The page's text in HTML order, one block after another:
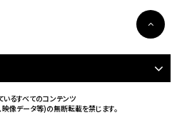
いるすべてのコンテンツ
映像データ等)の無断転載を禁じます。